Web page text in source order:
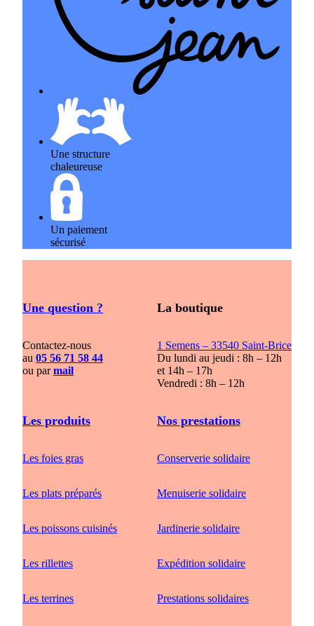
Une structure
chaleureuse
Un paiement
sécurisé
Une question ?
Contactez-nous
au 05 56 71 58 44
ou parmail
La boutique
1 Semens – 33540 Saint-Brice
Du lundi au jeudi : 8h – 12h
et 14h – 17h
Vendredi : 8h – 12h
Les produits
Les foies gras
Les plats préparés
Les poissons cuisinés
Les rillettes
Les terrines
Nos prestations
Conserverie solidaire
Menuiserie solidaire
Jardinerie solidaire
Expédition solidaire
Prestations solidaires